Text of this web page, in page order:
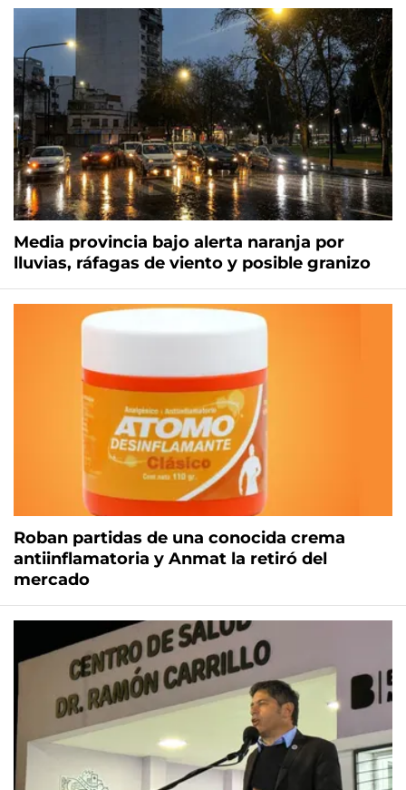
Media provincia bajo alerta naranja por
lluvias, ráfagas de viento y posible granizo
Roban partidas de una conocida crema
antiinflamatoria y Anmat la retiró del
mercado